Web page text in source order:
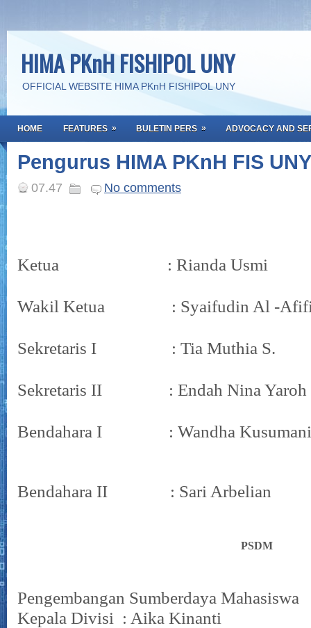
HIMA PKnH FISHIPOL UNY
OFFICIAL WEBSITE HIMA PKnH FISHIPOL UNY
HOME FEATURES » BULETIN PERS » ADVOCACY AND
Pengurus HIMA PKnH FIS
07.47 No comments
Ketua : Rianda Usmi
Wakil Ketua : Syaifudin Al -
Sekretaris I : Tia Muthia S.
Sekretaris II : Endah Nina Yaroh
Bendahara I : Wandha
Bendahara II : Sari Arbelian
PSDM
Pengembangan Sumberdaya Mahasiswa
Kepala Divisi : Aika Kinanti